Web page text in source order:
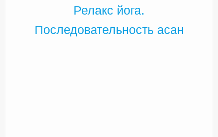
Релакс йога.
Последовательность асан